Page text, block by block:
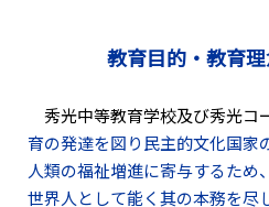
教育目的・教育
秀光中等教育学校及び秀光コ
育の発達を図り民主的文化国家
人類の福祉増進に寄与するため
世界人として能く其の本務を尽